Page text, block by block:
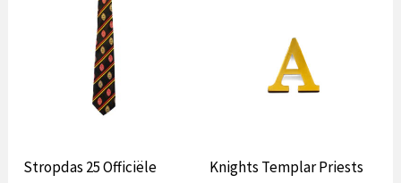
Stropdas 25 Officiële
Knights Templar Priests